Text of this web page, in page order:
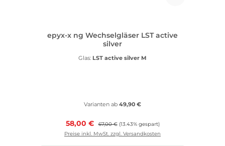
epyx-x ng Wechselgläser LST active
silver
Glas: LST active silver M
Varianten ab 49,90 €
Verkaufspreis:
58,00 € Regulärer Preis:
67,00 € (13.43% gespart)
Preise inkl. MwSt. zzgl. Versandkosten